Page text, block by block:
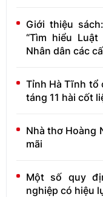
Giới thiệu
“Tìm hiểu
Nhân dân các
Tỉnh Hà Tĩnh tổ
táng 11 hài cốt
Nhà thơ Hoàng
mãi
Một số quy
nghiệp có hiệu